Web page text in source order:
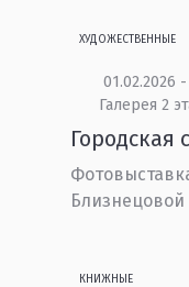
ХУДОЖЕСТВЕННЫЕ
01.02.2026
Галерея 2
Городская
Близнецовой
КНИЖНЫЕ